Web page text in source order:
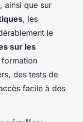
, ainsi que sur
, les
le
sur les
des tests de
facile à des